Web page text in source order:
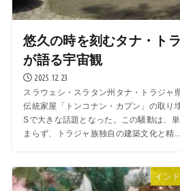
悠久の時を刻むタナ・ト
が語る宇宙観
2025.12.23
スラウェシ・スラタン州タナ・トラジャ
伝統家屋「トンコナン・カプン」の取り
Sで大きな話題となった。この騒動は、
まらず、トラジャ族独自の建築文化と精...
イン